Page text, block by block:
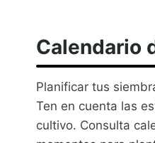
Calendario
Planificar tus
Ten en cuenta las
cultivo. Consulta